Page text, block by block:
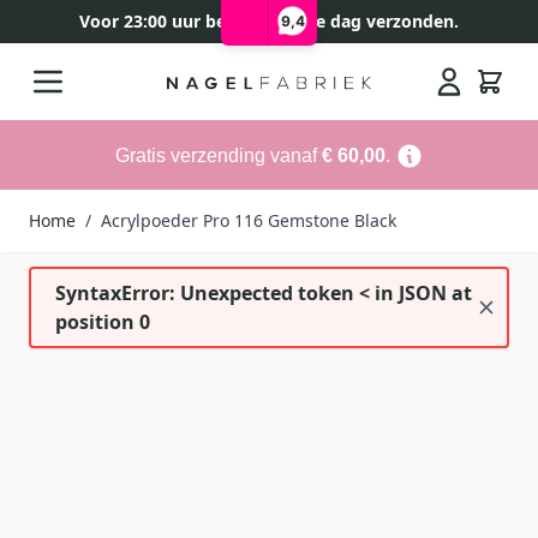
9,4
Voor 23:00 uur besteld, zelfde dag verzonden.
Gratis verzending vanaf€ 60,00.
Home / Acrylpoeder Pro 116 Gemstone Black
SyntaxError: Unexpected token < in JSON at
position 0